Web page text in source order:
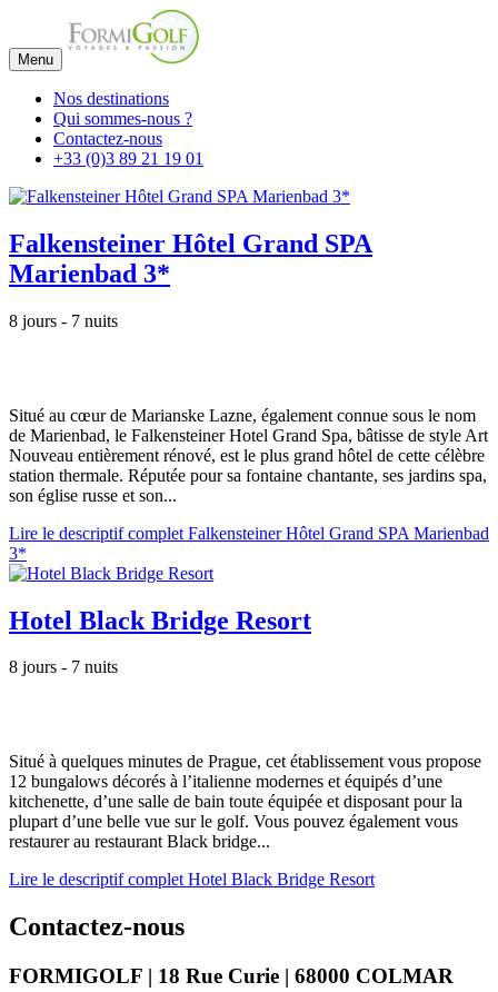
Menu
Nos destinations
Qui sommes-nous ?
Contactez-nous
+33 (0)3 89 21 19 01
Falkensteiner Hôtel Grand SPA
Marienbad 3*
8 jours - 7 nuits
Situé au cœur de Marianske Lazne, également connue sous le nom
de Marienbad, le Falkensteiner Hotel Grand Spa, bâtisse de style Art
Nouveau entièrement rénové, est le plus grand hôtel de cette célèbre
station thermale. Réputée pour sa fontaine chantante, ses jardins spa,
son église russe et son...
Lire le descriptif complet Falkensteiner Hôtel Grand SPA Marienbad
3*
Hotel Black Bridge Resort
8 jours - 7 nuits
Situé à quelques minutes de Prague, cet établissement vous propose
12 bungalows décorés à l’italienne modernes et équipés d’une
kitchenette, d’une salle de bain toute équipée et disposant pour la
plupart d’une belle vue sur le golf. Vous pouvez également vous
restaurer au restaurant Black bridge...
Lire le descriptif complet Hotel Black Bridge Resort
Contactez-nous
FORMIGOLF | 18 Rue Curie | 68000 COLMAR